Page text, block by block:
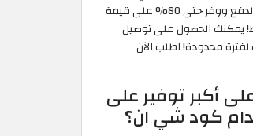
قبل إتمام الدفع ووفر حتى 80% على قيمة
يمكنك الحصول على توصيل
محدودة! اطلب الآن
أكبر توفير على
كود شي ان؟